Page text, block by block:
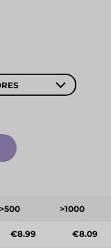
>500 >1000
€8.99 €8.09